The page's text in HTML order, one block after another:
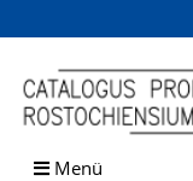
Browsen
direkt zum Inhalt
Menü